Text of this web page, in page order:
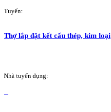
Tuyển:
Thợ lắp đặt kết cấu thép, kim loại
Nhà tuyển dụng: